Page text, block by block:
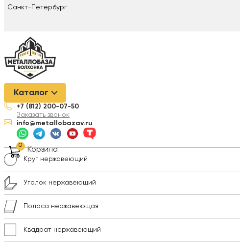
Санкт-Петербург
Каталог
+7 (812) 200-07-50
Заказать звонок
info@metallobazav.ru
Корзина
0
Металлобаза Волхонка
Лист нержавеющий
Трубы нержавеющие
Круг нержавеющий
Уголок нержавеющий
Полоса нержавеющая
Квадрат нержавеющий